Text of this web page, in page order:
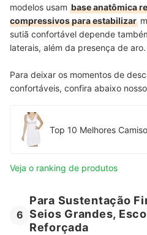
modelos usam base anatômica
compressivos para estabilizar
sutiã confortável depende
laterais, além da presença de aro.
Para deixar os momentos de
confortáveis, confira abaixo
Top 10 Melhores
Veja o ranking de produtos
6
Para Sustentação
Seios Grandes,
Reforçada